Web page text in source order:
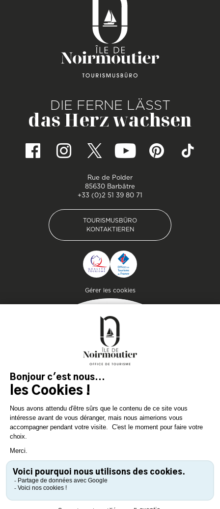
Gérer les cookies
DER INSEL
Lassen Sie sich inspirieren und
bereiten Sie Ihren Aufenthalt
auf der Insel Noirmoutier vor!
KONSULTIEREN SIE
KONSULTIEREN SIE
DIE FERNE LÄSST
das Herz wachsen
Rue de Polder
85630 Barbâtre
+33 (0)2 51 39 80 71
TOURISMUSBÜRO
KONTAKTIEREN
TOURISMUSBÜRO
KONTAKTIEREN